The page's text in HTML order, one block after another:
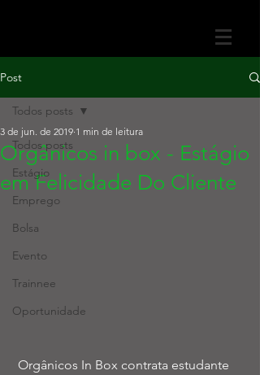
Post
Todos posts
Estágio
Emprego
Bolsa
Evento
Trainnee
Oportunidade
Todos posts
Orgânicos in box - Estágio
em Felicidade Do Cliente
3 de jun. de 2019 1 min de leitura